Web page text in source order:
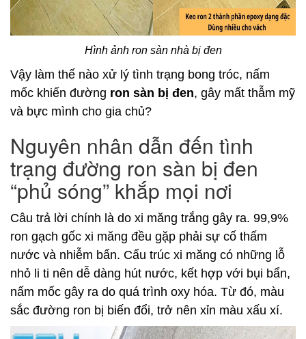
Hình ảnh ron sàn nhà bị đen
Vậy làm thế nào xử lý tình trạng bong tróc, nấm
mốc khiến đường ron sàn bị đen, gây mất thẫm mỹ
và bực mình cho gia chủ?
Nguyên nhân dẫn đến tình
trạng đường ron sàn bị đen
“phủ sóng” khắp mọi nơi
Câu trả lời chính là do xi măng trắng gây ra. 99,9%
ron gạch gốc xi măng đều gặp phải sự cố thấm
nước và nhiễm bẩn. Cấu trúc xi măng có những lỗ
nhỏ li ti nên dễ dàng hút nước, kết hợp với bụi bẩn,
nấm mốc gây ra do quá trình oxy hóa. Từ đó, màu
sắc đường ron bị biến đổi, trở nên xỉn màu xấu xí.